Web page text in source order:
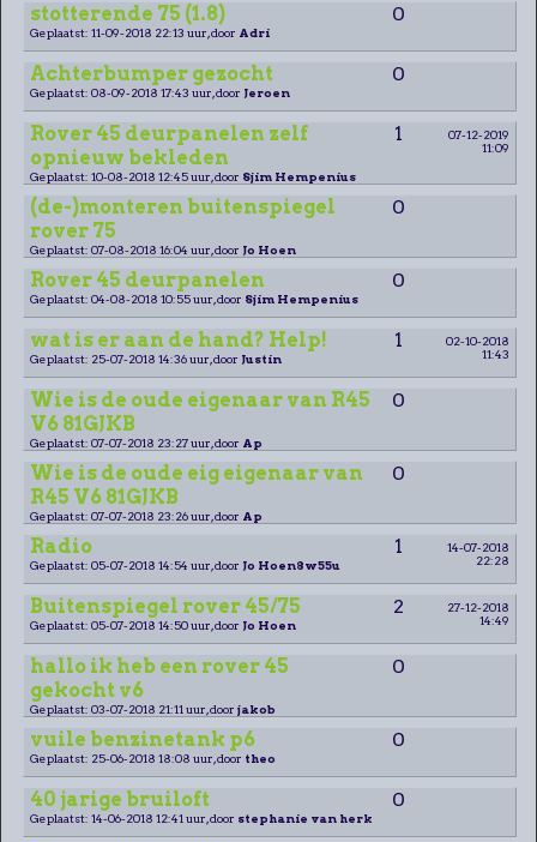
stotterende 75 (1.8) 0
Geplaatst: 11-09-2018 22:13 uur, door Adri
Achterbumper gezocht 0
Geplaatst: 08-09-2018 17:43 uur, door Jeroen
Rover 45 deurpanelen zelf
opnieuw bekleden
1
07-12-2019
11:09
Geplaatst: 10-08-2018 12:45 uur, door Sjim Hempenius
(de-)monteren buitenspiegel
rover 75
0
Geplaatst: 07-08-2018 16:04 uur, door Jo Hoen
Rover 45 deurpanelen 0
Geplaatst: 04-08-2018 10:55 uur, door Sjim Hempenius
wat is er aan de hand? Help! 1
02-10-2018
11:43
Geplaatst: 25-07-2018 14:36 uur, door Justin
Wie is de oude eigenaar van R45
V6 81GJKB
0
Geplaatst: 07-07-2018 23:27 uur, door Ap
Wie is de oude eig eigenaar van
R45 V6 81GJKB
0
Geplaatst: 07-07-2018 23:26 uur, door Ap
Radio 1
14-07-2018
22:28
Geplaatst: 05-07-2018 14:54 uur, door Jo Hoen8w55u
Buitenspiegel rover 45/75 2
27-12-2018
14:49
Geplaatst: 05-07-2018 14:50 uur, door Jo Hoen
hallo ik heb een rover 45
gekocht v6
0
Geplaatst: 03-07-2018 21:11 uur, door jakob
vuile benzinetank p6 0
Geplaatst: 25-06-2018 18:08 uur, door theo
40 jarige bruiloft 0
Geplaatst: 14-06-2018 12:41 uur, door stephanie van herk